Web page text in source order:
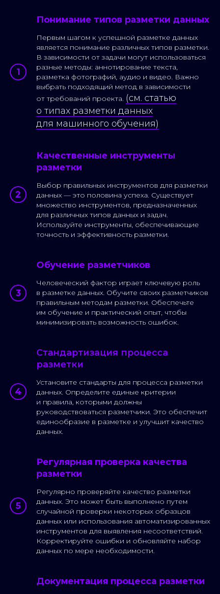
Понимание типов разметки данных
Первым шагом к успешной разметке данных
является понимание различных типов разметки.
В зависимости от задачи могут использоваться
разные методы: аннотирование текста,
разметка фотографий, аудио и видео. Важно
выбрать подходящий метод в зависимости
от требований проекта. (см. статью
о типах разметки данных
для машинного обучения)
Качественные инструменты
разметки
Выбор правильных инструментов для разметки
данных — это половина успеха. Существует
множество инструментов, предназначенных
для различных типов данных и задач.
Используйте инструменты, обеспечивающие
точность и эффективность разметки.
Обучение разметчиков
Человеческий фактор играет ключевую роль
в разметке данных. Обучите своих разметчиков
правильным методам разметки. Обеспечьте
им обучение и практический опыт, чтобы
минимизировать возможность ошибок.
Стандартизация процесса
разметки
Установите стандарты для процесса разметки
данных. Определите единые критерии
и правила, которыми должны
руководствоваться разметчики. Это обеспечит
единообразие в разметке и улучшит качество
данных.
Регулярная проверка качества
разметки
Регулярно проверяйте качество разметки
данных. Это может быть выполнено путем
случайной проверки некоторых образцов
данных или использования автоматизированных
инструментов для выявления несоответствий.
Корректируйте ошибки и обновляйте набор
данных по мере необходимости.
Документация процесса разметки